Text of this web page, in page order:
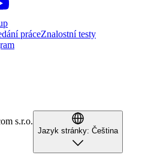
práceZnalostní testy
s.r.o.
Jazyk stránky: Čeština